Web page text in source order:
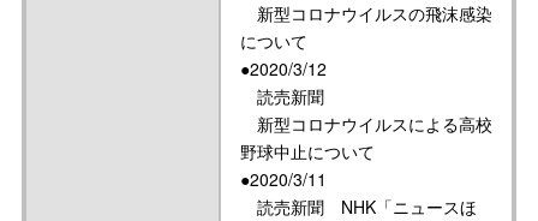
新型コロナウイルスの飛沫感染
について
●2020/3/12
読売新聞
新型コロナウイルスによる高校
野球中止について
●2020/3/11
読売新聞 NHK「ニュースほ